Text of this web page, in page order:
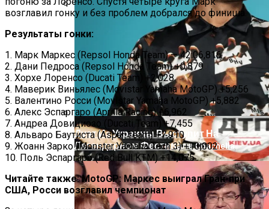
На Донбассе Во Время Тушения
Пожара Погибли Двое Военных
Дуэт Из Украины Выступит На
Легендарном Фестивале Coachella
возглавил гонку и без проблем добрался до финиша.
Результаты гонки:
1. Марк Маркес (Repsol Honda Team) — 42:06,816
2. Дани Педроса (Repsol Honda Team) +0,879
3. Хорхе Лоренсо (Ducati Team) +2,028
4. Маверик Виньялес (Movistar Yamaha MotoGP) +5,256
5. Валентино Росси (Movistar Yamaha MotoGP) +5,882
6. Алекс Эспаргаро (Aprilla Racing) +6,962
7. Андреа Довициозо (Ducati Team) +7,455
8. Альваро Баутиста (Aspar Team) +7,910
9. Жоанн Зарко (Monster Yamaha Tech 3) +13,002
10. Поль Эспаргаро (Red Bull KTM) +14,075
Читайте также: MotoGP: Маркес выиграл Гран-при
США, Росси возглавил чемпионат